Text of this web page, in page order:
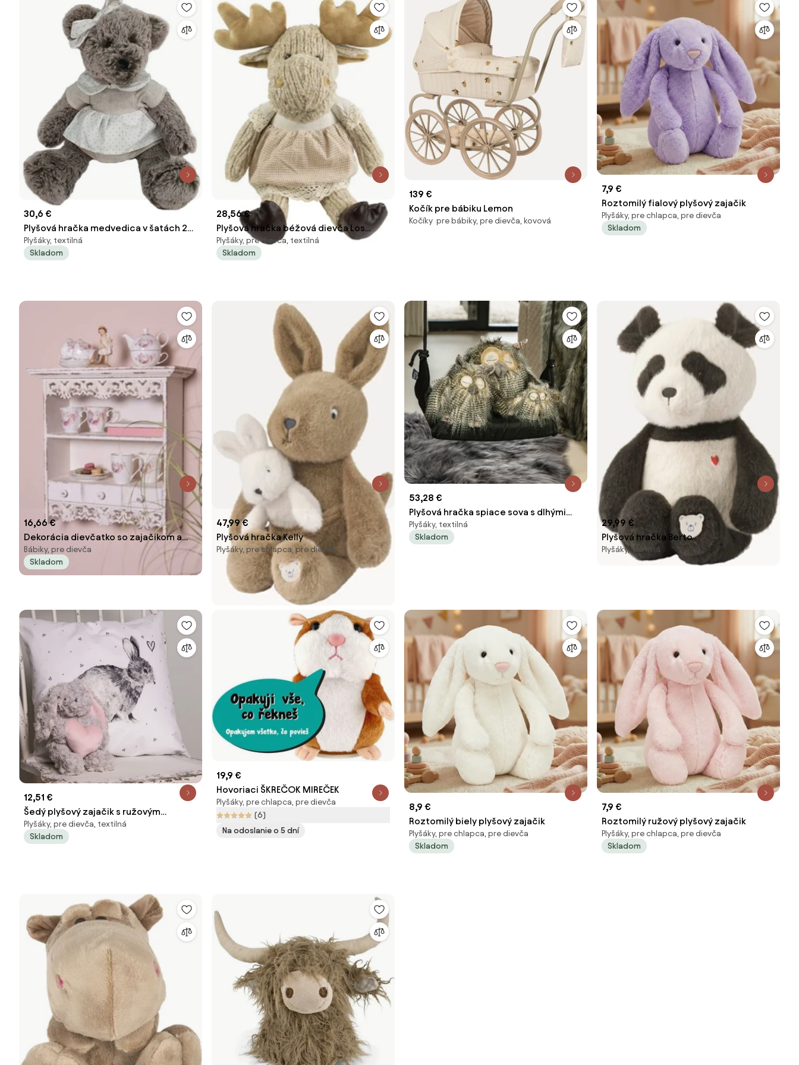
30,6 €
Plyšová hračka medvedica v šatách 25
cm - 37 * 20cm
Plyšáky, textilná
Skladom
28,56 €
Plyšová hračka béžová dievča Los
Venda - 17 * 14 * 36cm
Plyšáky, pre dievča, textilná
Skladom
139 €
Kočík pre bábiku Lemon
Kočíky pre bábiky, pre dievča, kovová
7,9 €
Roztomilý fialový plyšový zajačik
Plyšáky, pre chlapca, pre dievča
Skladom
16,66 €
Dekorácia dievčatko so zajačikom a
kačičkou - 10*6*15 cm
Bábiky, pre dievča
Skladom
47,99 €
Plyšová hračka Kelly
Plyšáky, pre chlapca, pre dievča
53,28 €
Plyšová hračka spiace sova s ​​dlhými
chlpmi - 33cmm
Plyšáky, textilná
Skladom
29,99 €
Plyšová hračka Berto
Plyšáky, textilná
12,51 €
Šedý plyšový zajačik s ružovým
srdiečkom - 14*15*20 cm
Plyšáky, pre dievča, textilná
Skladom
19,9 €
Hovoriaci ŠKREČOK MIREČEK
Plyšáky, pre chlapca, pre dievča
(6)
Na odoslanie o 5 dní
8,9 €
Roztomilý biely plyšový zajačik
Plyšáky, pre chlapca, pre dievča
Skladom
7,9 €
Roztomilý ružový plyšový zajačik
Plyšáky, pre chlapca, pre dievča
Skladom